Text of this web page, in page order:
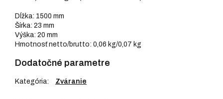
Dĺžka: 1500 mm
Šírka: 23 mm
Výška: 20 mm
Hmotnosť netto/brutto: 0,06 kg/0,07 kg
Dodatočné parametre
Kategória: Zváranie